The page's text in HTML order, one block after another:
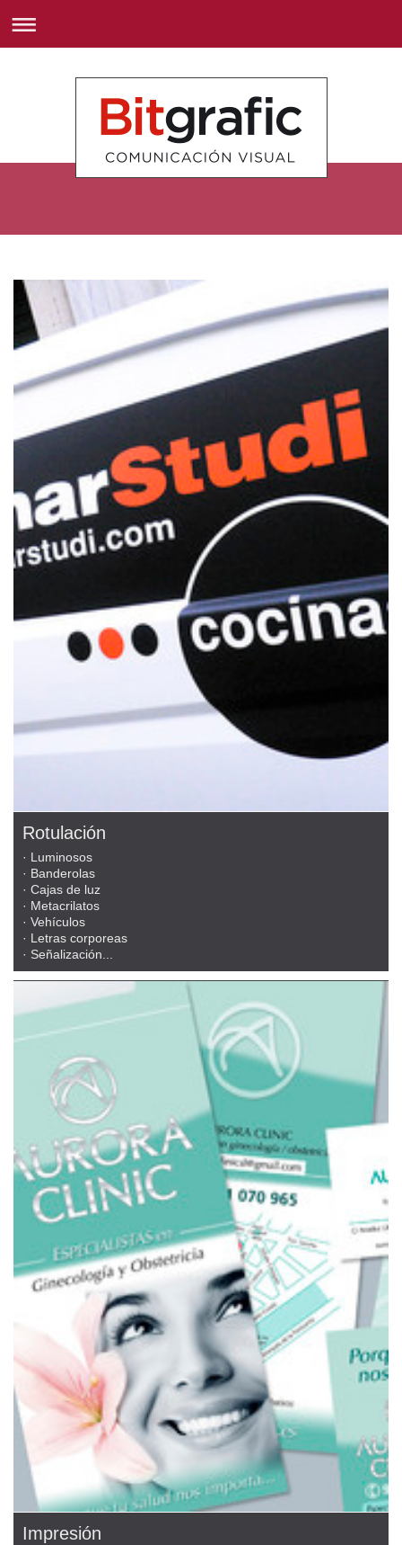
Rotulación
· Luminosos
· Banderolas
· Cajas de luz
· Metacrilatos
· Vehículos
· Letras corporeas
· Señalización...
Impresión